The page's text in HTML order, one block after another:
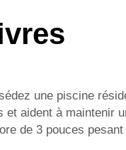
une piscine
aident à maintenir
de 3 pouces